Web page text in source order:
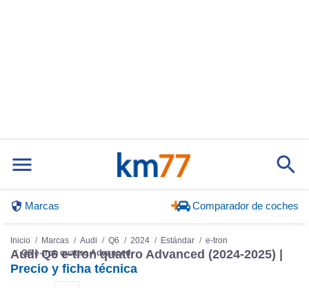
Audi Q6 e-tron quattro Advanced (2024-2025) |
Precio y ficha técnica